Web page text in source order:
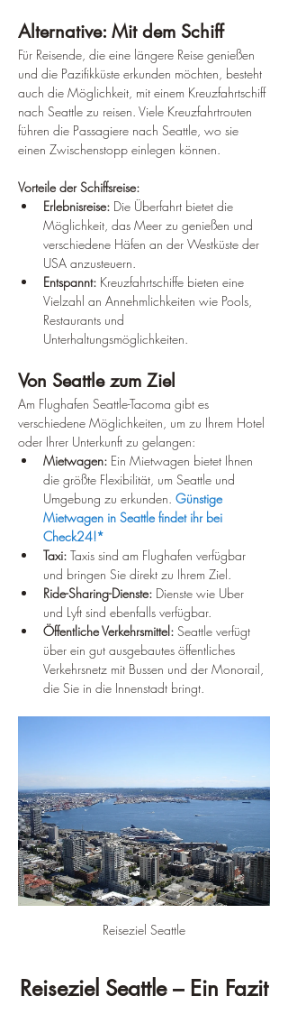
Alternative: Mit dem Schiff
Für Reisende, die eine längere Reise genießen
und die Pazifikküste erkunden möchten, besteht
auch die Möglichkeit, mit einem Kreuzfahrtschiff
nach Seattle zu reisen. Viele Kreuzfahrtrouten
führen die Passagiere nach Seattle, wo sie
einen Zwischenstopp einlegen können.
Vorteile der Schiffsreise:
Erlebnisreise: Die Überfahrt bietet die
Möglichkeit, das Meer zu genießen und
verschiedene Häfen an der Westküste der
USA anzusteuern.
Entspannt: Kreuzfahrtschiffe bieten eine
Vielzahl an Annehmlichkeiten wie Pools,
Restaurants und
Unterhaltungsmöglichkeiten.
Von Seattle zum Ziel
Am Flughafen Seattle-Tacoma gibt es
verschiedene Möglichkeiten, um zu Ihrem Hotel
oder Ihrer Unterkunft zu gelangen:
Mietwagen: Ein Mietwagen bietet Ihnen
die größte Flexibilität, um Seattle und
Umgebung zu erkunden. Günstige
Mietwagen in Seattle findet ihr bei
Check24!*
Taxi: Taxis sind am Flughafen verfügbar
und bringen Sie direkt zu Ihrem Ziel.
Ride-Sharing-Dienste: Dienste wie Uber
und Lyft sind ebenfalls verfügbar.
Öffentliche Verkehrsmittel: Seattle verfügt
über ein gut ausgebautes öffentliches
Verkehrsnetz mit Bussen und der Monorail,
die Sie in die Innenstadt bringt.
Reiseziel Seattle
Reiseziel Seattle – Ein Fazit